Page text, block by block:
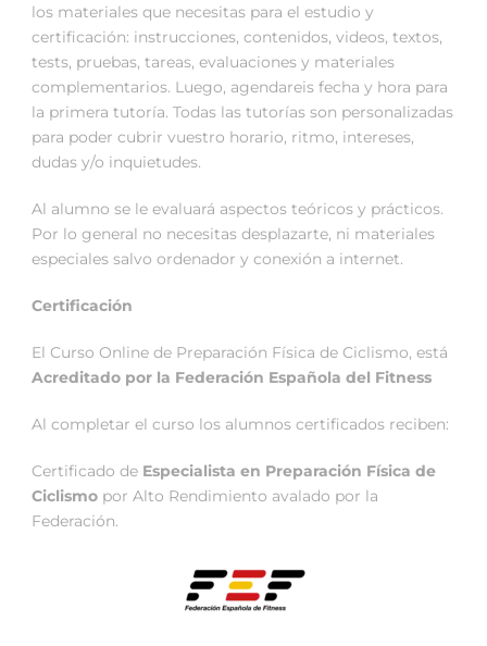
los materiales que necesitas para el estudio y
certificación: instrucciones, contenidos, videos, textos,
tests, pruebas, tareas, evaluaciones y materiales
complementarios. Luego, agendareis fecha y hora para
la primera tutoría. Todas las tutorías son personalizadas
para poder cubrir vuestro horario, ritmo, intereses,
dudas y/o inquietudes.
Al alumno se le evaluará aspectos teóricos y prácticos.
Por lo general no necesitas desplazarte, ni materiales
especiales salvo ordenador y conexión a internet.
Certificación
El Curso Online de Preparación Física de Ciclismo, está
Acreditado por la Federación Española del Fitness
Al completar el curso los alumnos certificados reciben:
Certificado de Especialista en Preparación Física de
Ciclismo por Alto Rendimiento avalado por la
Federación.